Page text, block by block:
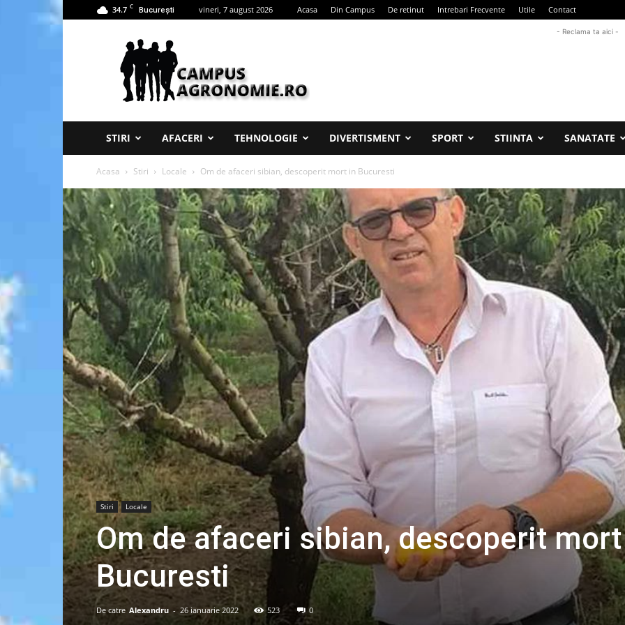
34.7 C București vineri, 7 august 2026 Acasa Din Campus De retinut Intrebari Frecvente Utile Contact
Campus
Agronomie
- Reclama ta aici -
STIRI AFACERI TEHNOLOGIE DIVERTISMENT SPORT STIINTA SANATATE
Acasa Stiri Locale Om de afaceri sibian, descoperit mort in Bucuresti
Stiri Locale
Om de afaceri sibian, descoperit
Bucuresti
De catre Alexandru - 26 ianuarie 2022 523 0